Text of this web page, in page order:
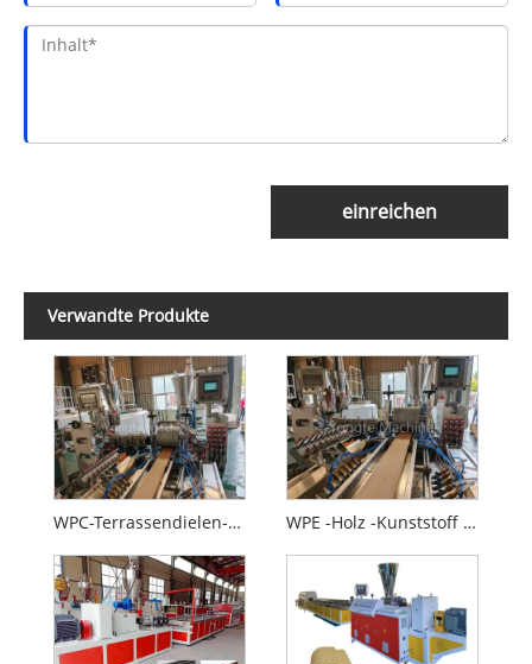
einreichen
Verwandte Produkte
WPC-Terrassendielen-Produktionsmaschine WPE -Holz -Kunststoff -Zusammensetzung WPC -Extrusionsmaschine